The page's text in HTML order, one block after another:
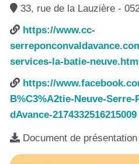
33, rue de la Lauzière -
https://www.cc-
services-la-batie-
https://
B%C3%A2tie-Neuve-Serre-
dAvance-2174332516215009
Document de présentation